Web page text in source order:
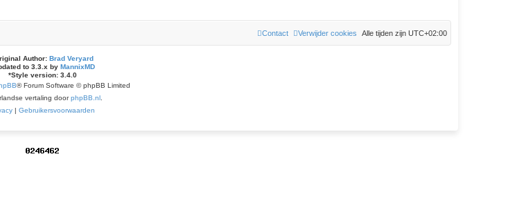
Alle tijden zijn UTC+02:00
Verwijder cookies
Contact
Author: Brad Veryard
to 3.3.x by MannixMD
*Style version: 3.4.0
® Forum Software © phpBB Limited
vertaling doorphpBB.nl
| Gebruikersvoorwaarden